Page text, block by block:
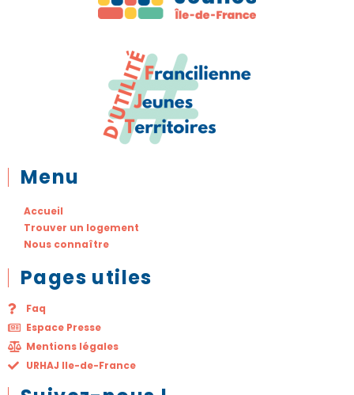
Menu
Accueil
Trouver un logement
Nous connaître
Pages utiles
Faq
Espace Presse
Mentions légales
URHAJ Ile-de-France